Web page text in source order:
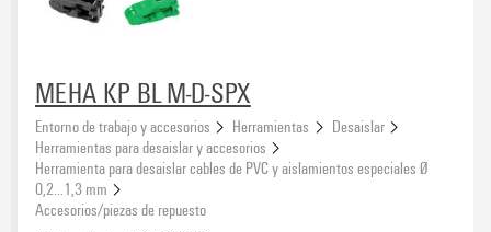
MEHA KP BL M-D-SPX
Entorno de trabajo y accesorios Herramientas
Desaislar
Herramientas para desaislar y accesorios
Herramienta para desaislar cables de PVC y aislamientos especiales Ø
0,2...1,3 mm
Accesorios/piezas de repuesto